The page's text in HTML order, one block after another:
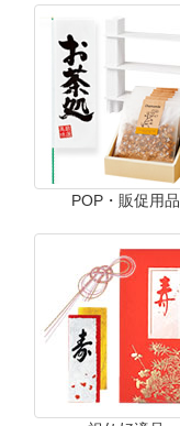
POP・販促用品